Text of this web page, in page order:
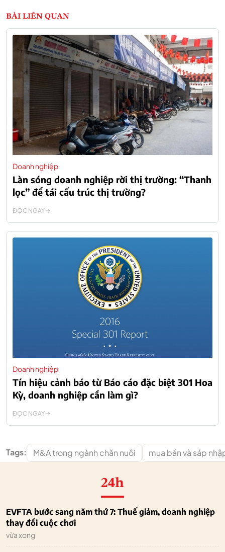
BÀI LIÊN QUAN
Doanh nghiệp
Làn sóng doanh nghiệp rời thị trường: “Thanh
lọc” để tái cấu trúc thị trường?
ĐỌC NGAY
Doanh nghiệp
Tín hiệu cảnh báo từ Báo cáo đặc biệt 301 Hoa
Kỳ, doanh nghiệp cần làm gì?
ĐỌC NGAY
Tags: M&A trong ngành chăn nuôi mua bán và sáp
24h
EVFTA bước sang năm thứ 7: Thuế giảm, doanh nghiệp
thay đổi cuộc chơi
vừa xong